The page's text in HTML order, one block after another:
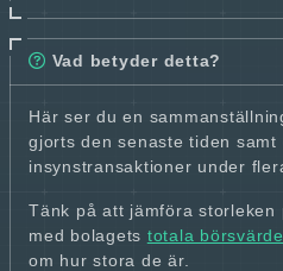
Vad betyder detta?
Här ser du en
gjorts den senaste tiden
insynstransaktioner under
Tänk på att jämföra storleken
med bolagets totala börsvärde
om hur stora de är.